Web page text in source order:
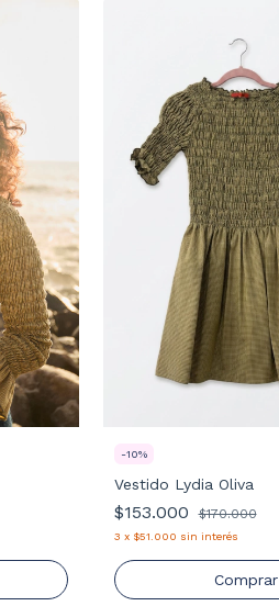
-10%
Vestido Lydia Oliva
$153.000 $170.000
3 x $51.000 sin interés
Comprar